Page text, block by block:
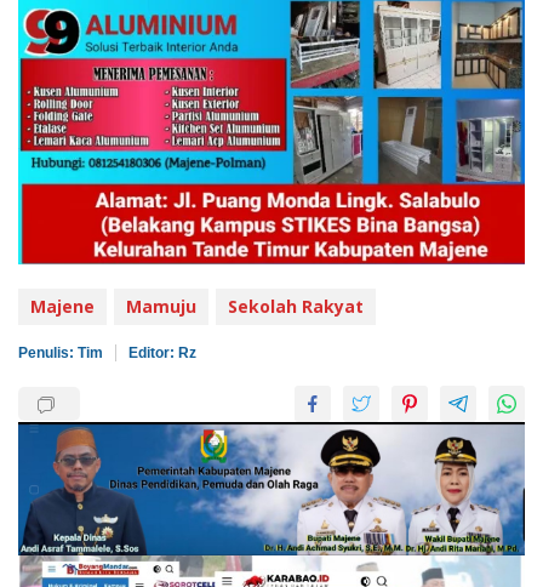
Majene Mamuju Sekolah Rakyat
Penulis: Tim Editor: Rz